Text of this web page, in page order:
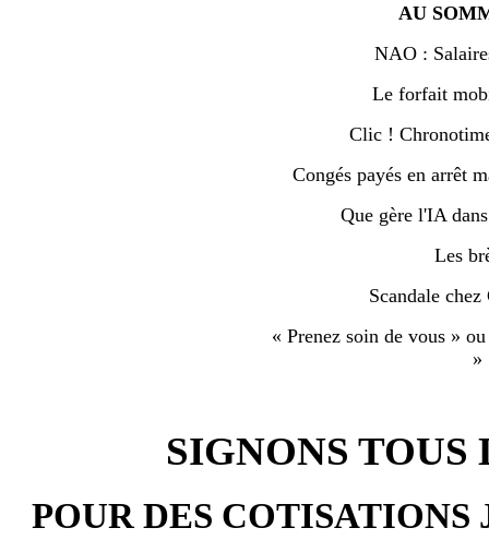
AU
NAO :
Le forfait
Clic !
Congés payés en arrêt
Que gère l'IA
Les
Scandale
« Prenez soin de vous »
»
SIGNONS
POUR DES COTISATIONS